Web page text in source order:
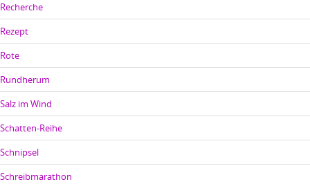
Recherche
Rezept
Rote
Rundherum
Salz im Wind
Schatten-Reihe
Schnipsel
Schreibmarathon